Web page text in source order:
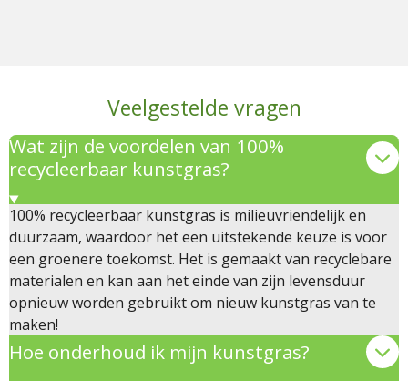
Veelgestelde vragen
Wat zijn de voordelen van 100%
recycleerbaar kunstgras?
100% recycleerbaar kunstgras is milieuvriendelijk en
duurzaam, waardoor het een uitstekende keuze is voor
een groenere toekomst. Het is gemaakt van recyclebare
materialen en kan aan het einde van zijn levensduur
opnieuw worden gebruikt om nieuw kunstgras van te
maken!
Hoe onderhoud ik mijn kunstgras?